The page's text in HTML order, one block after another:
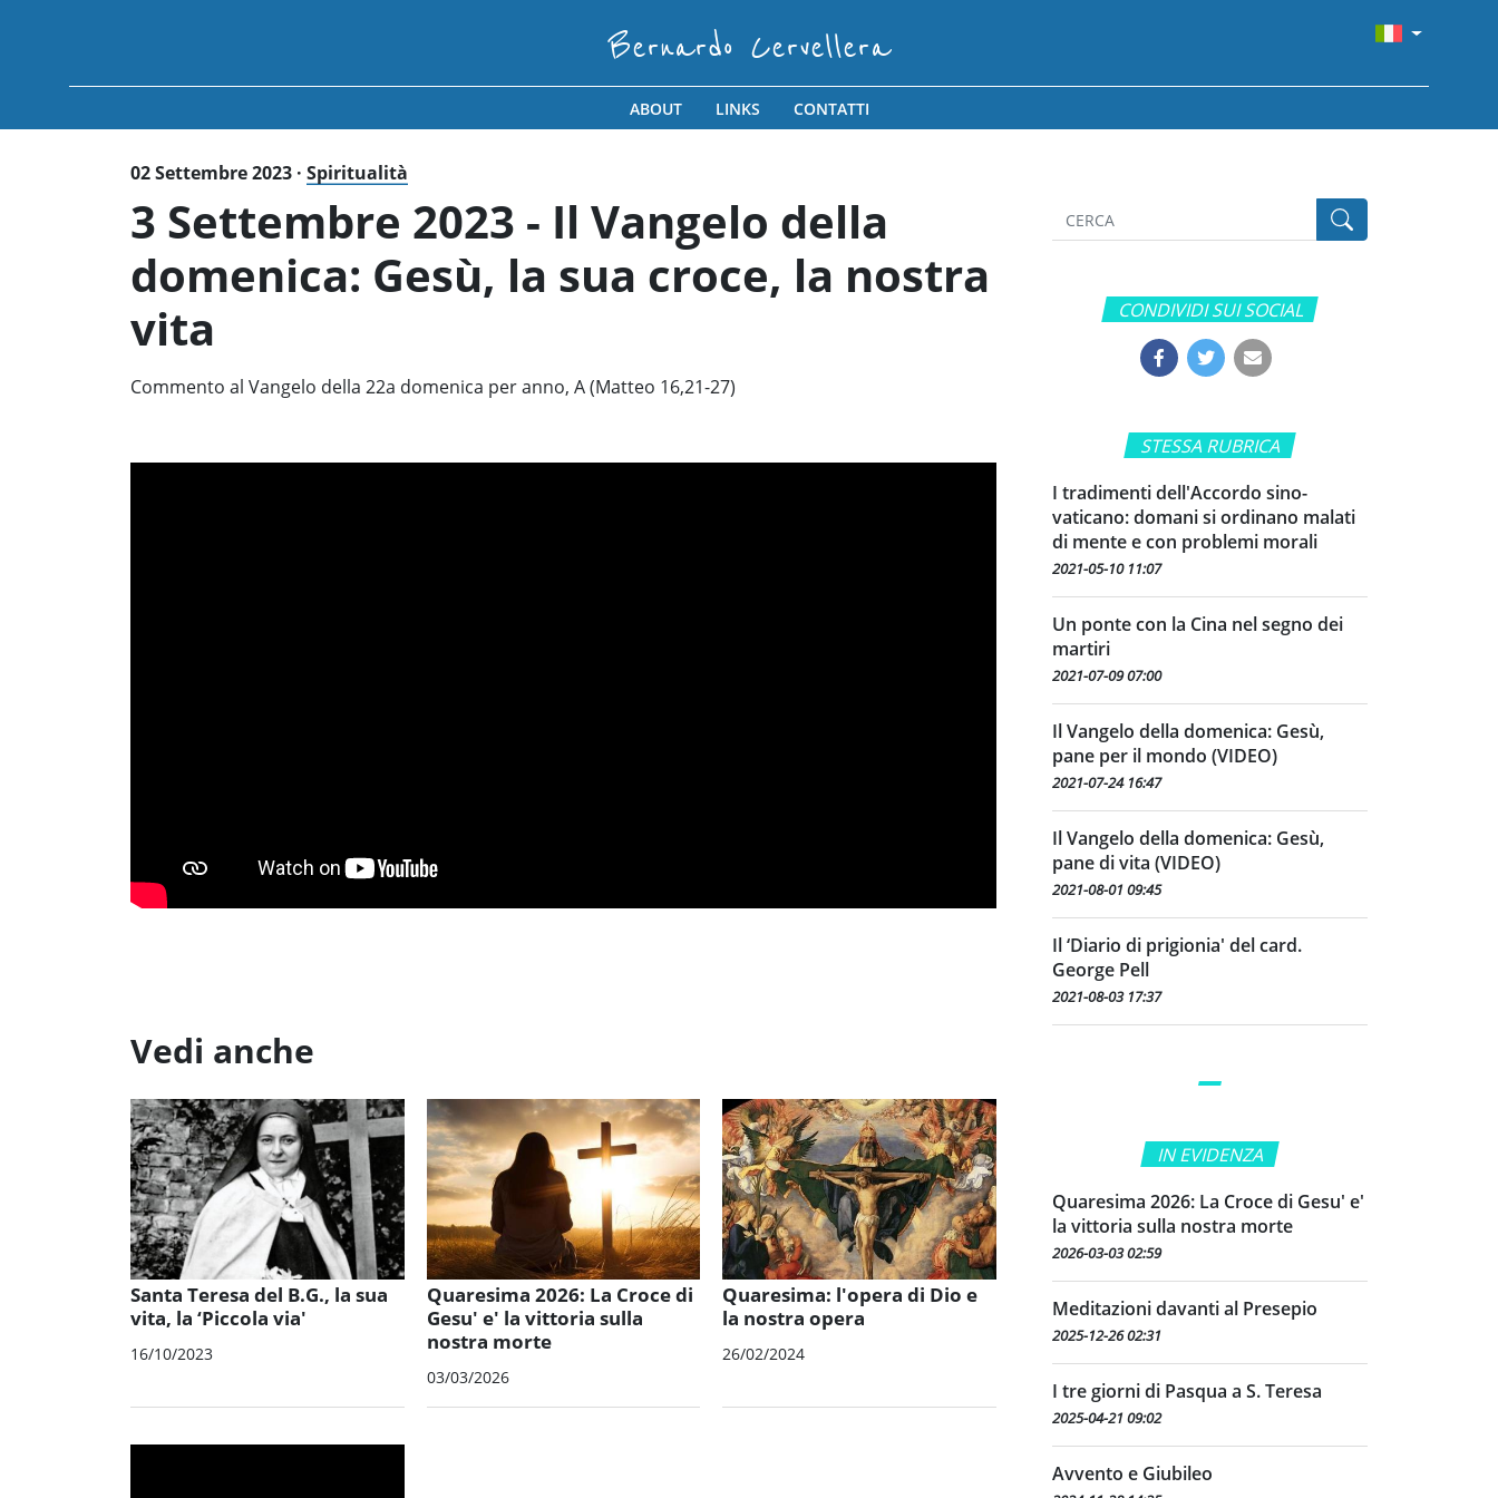
Bernardo Cervellera
ABOUT LINKS CONTATTI
02 Settembre 2023 · Spiritualità
3 Settembre 2023 - Il Vangelo della
domenica: Gesù, la sua croce, la nostra
vita
Commento al Vangelo della 22a domenica per anno, A (Matteo 16,21-27)
Vedi anche
Santa Teresa del B.G., la sua
vita, la ‘Piccola via'
16/10/2023
Quaresima 2026: La Croce di
Gesu' e' la vittoria sulla
nostra morte
03/03/2026
Quaresima: l'opera di Dio e
la nostra opera
26/02/2024
CONDIVIDI SUI SOCIAL
STESSA RUBRICA
I tradimenti dell'Accordo sino-
vaticano: domani si ordinano malati
di mente e con problemi morali
2021-05-10 11:07
Un ponte con la Cina nel segno dei
martiri
2021-07-09 07:00
Il Vangelo della domenica: Gesù,
pane per il mondo (VIDEO)
2021-07-24 16:47
Il Vangelo della domenica: Gesù,
pane di vita (VIDEO)
2021-08-01 09:45
Il ‘Diario di prigionia' del card.
George Pell
2021-08-03 17:37
IN EVIDENZA
Quaresima 2026: La Croce di Gesu' e'
la vittoria sulla nostra morte
2026-03-03 02:59
Meditazioni davanti al Presepio
2025-12-26 02:31
I tre giorni di Pasqua a S. Teresa
2025-04-21 09:02
Avvento e Giubileo